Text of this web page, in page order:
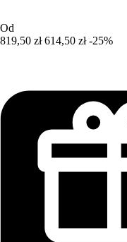
Od
819,50 zł 614,50 zł -25%